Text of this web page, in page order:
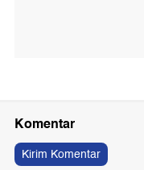
Komentar
Kirim Komentar